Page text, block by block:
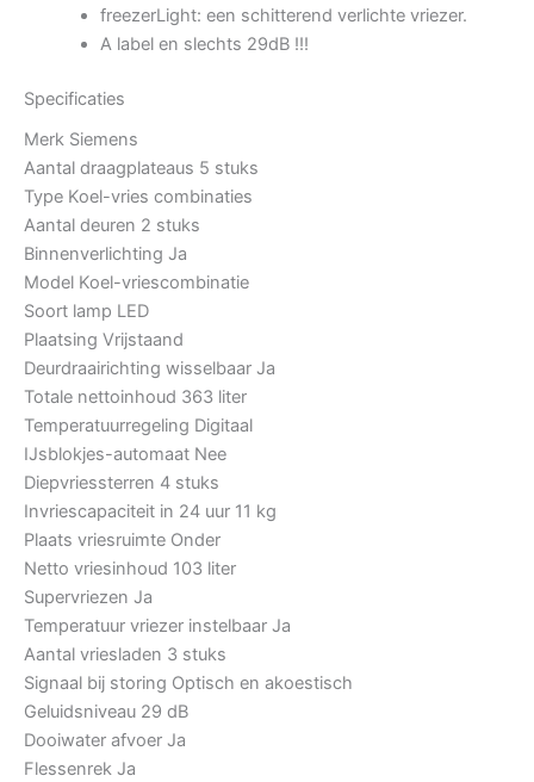
freezerLight: een schitterend verlichte vriezer.
A label en slechts 29dB !!!
Specificaties
Merk Siemens
Aantal draagplateaus 5 stuks
Type Koel-vries combinaties
Aantal deuren 2 stuks
Binnenverlichting Ja
Model Koel-vriescombinatie
Soort lamp LED
Plaatsing Vrijstaand
Deurdraairichting wisselbaar Ja
Totale nettoinhoud 363 liter
Temperatuurregeling Digitaal
IJsblokjes-automaat Nee
Diepvriessterren 4 stuks
Invriescapaciteit in 24 uur 11 kg
Plaats vriesruimte Onder
Netto vriesinhoud 103 liter
Supervriezen Ja
Temperatuur vriezer instelbaar Ja
Aantal vriesladen 3 stuks
Signaal bij storing Optisch en akoestisch
Geluidsniveau 29 dB
Dooiwater afvoer Ja
Flessenrek Ja